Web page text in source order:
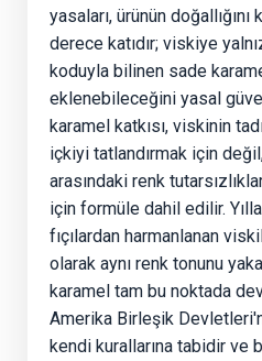
yasaları, ürünün
derece katıdır; viskiye
koduyla bilinen sade
eklenebileceğini yasal
karamel katkısı, viskinin
içkiyi tatlandırmak için
arasındaki renk
için formüle dahil edilir.
fıçılardan harmanlanan
olarak aynı renk tonunu
karamel tam bu noktada
Amerika Birleşik
kendi kurallarına tabidir ve